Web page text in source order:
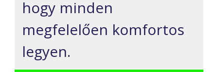
hogy minden
megfelelően komfortos
legyen.